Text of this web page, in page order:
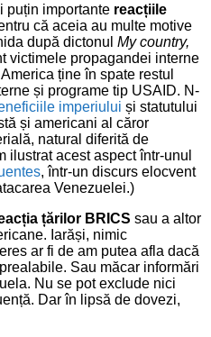
puțin importante reacțiile
că aceia au multe motive
după dictonul My country,
victimele propagandei interne
ține în spate restul
și programe tip USAID. N-
imperiului și statutului
și americani al căror
natural diferită de
ilustrat acest aspect într-unul
, într-un discurs elocvent
Venezuelei.)
țărilor BRICS sau a altor
Iarăși, nimic
ar fi de am putea afla dacă
Sau măcar informări
Nu se pot exclude nici
Dar în lipsă de dovezi,